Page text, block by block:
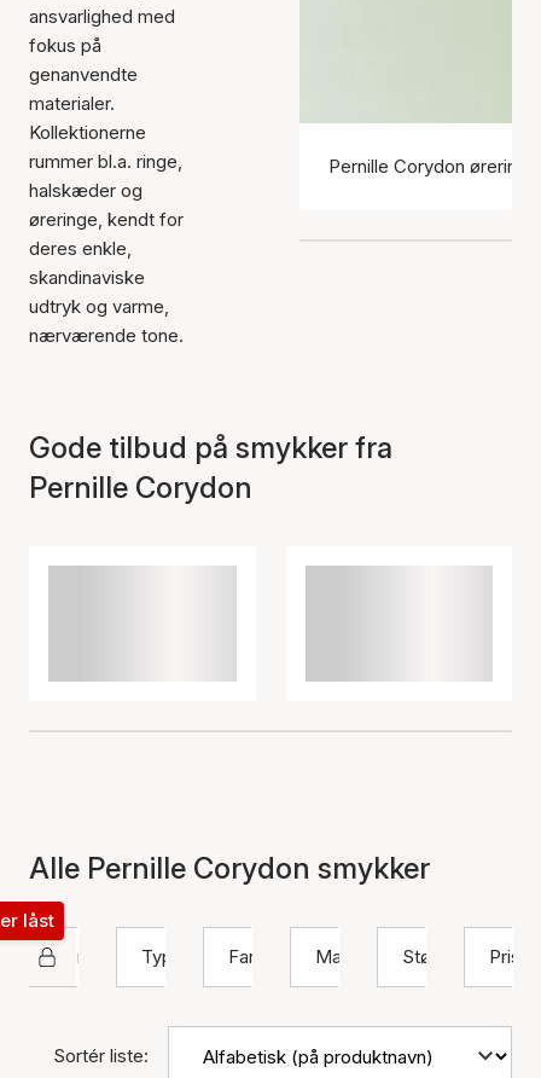
ansvarlighed med
fokus på
genanvendte
materialer.
Kollektionerne
rummer bl.a. ringe,
halskæder og
øreringe, kendt for
deres enkle,
skandinaviske
udtryk og varme,
nærværende tone.
Pernille Corydon øreringe
Gode tilbud på smykker fra
Pernille Corydon
Alle Pernille Corydon smykker
Pernille Corydon
låst
Type
Farve Materiale Størrelse Pris
Sortér liste: